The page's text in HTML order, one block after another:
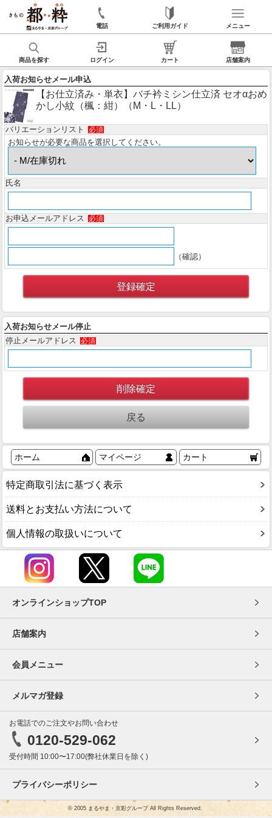
電話 ご利用ガイド メニュー
商品を探す ログイン カート 店舗案内
入荷お知らせメール申込
【お仕立済み・単衣】バチ衿ミシン仕立済 セオαおめ
かし小紋（楓：紺）（M・L・LL）
バリエーションリスト 必須
お知らせが必要な商品を選択してください。
氏名
お申込メールアドレス 必須
（確認）
入荷お知らせメール停止
停止メールアドレス
必須
ホーム マイページ カート
特定商取引法に基づく表示
送料とお支払い方法について
個人情報の取扱いについて
オンラインショップTOP
店舗案内
会員メニュー
メルマガ登録
お電話でのご注文やお問い合わせ
0120-529-062
受付時間 10:00〜17:00(弊社休業日を除く)
プライバシーポリシー
© 2005 まるやま・京彩グループ All Rights Reserved.